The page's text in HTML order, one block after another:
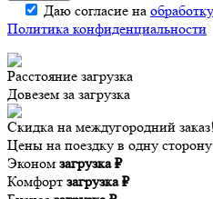
Даю согласие на
Политика конфиденциальности
Расстояние загрузка
Довезем за загрузка
Скидка на междугородний заказ!
Цены на поездку в одну
Эконом загрузка ₽
Комфорт загрузка ₽